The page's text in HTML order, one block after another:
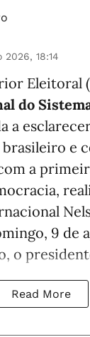
2026, 18:14
Eleitoral
do
a
e
a
9 de
o
Read More